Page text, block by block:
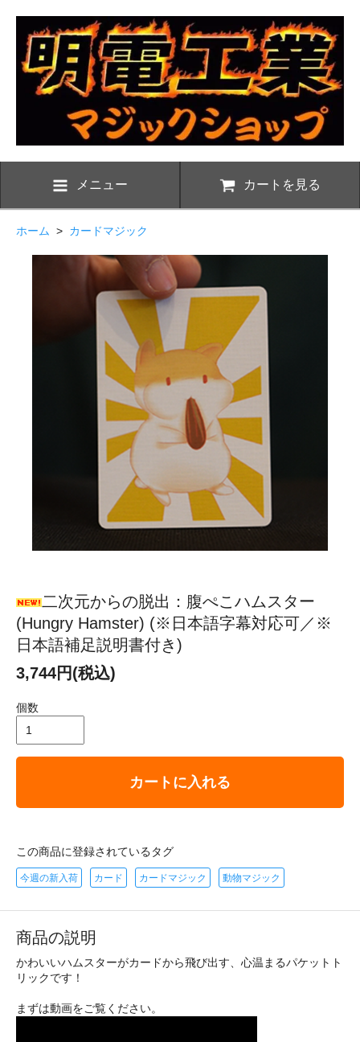
メニュー カートを見る
ホーム > カードマジック
二次元からの脱出：腹ぺこハムスター
(Hungry Hamster) (※日本語字幕対応可／※
日本語補足説明書付き)
3,744円(税込)
個数
カートに入れる
この商品に登録されているタグ
今週の新入荷 カード カードマジック 動物マジック
商品の説明
かわいいハムスターがカードから飛び出す、心温まるパケットト
リックです！
まずは動画をご覧ください。